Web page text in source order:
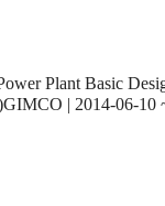
Plant Basic
| 2014-06-10